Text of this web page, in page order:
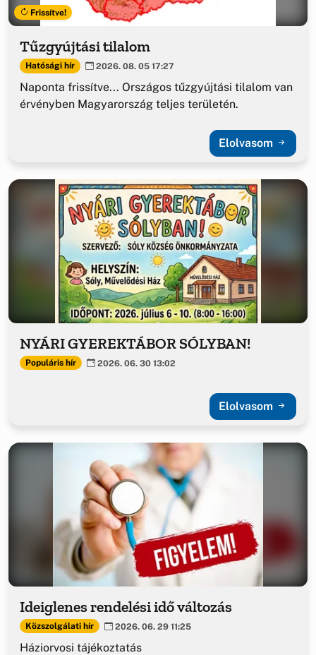
Frissítve!
Tűzgyújtási tilalom
Hatósági hír 2026. 08. 05 17:27
Naponta frissítve... Országos tűzgyújtási tilalom van
érvényben Magyarország teljes területén.
Elolvasom
NYÁRI GYEREKTÁBOR SÓLYBAN!
Populáris hír 2026. 06. 30 13:02
Elolvasom
Ideiglenes rendelési idő változás
Közszolgálati hír 2026. 06. 29 11:25
Háziorvosi tájékoztatás